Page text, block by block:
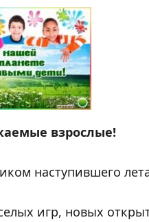
взрослые!
наступившего
игр, новых